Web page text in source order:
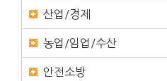
산업/경제
농업/임업/수산
안전소방